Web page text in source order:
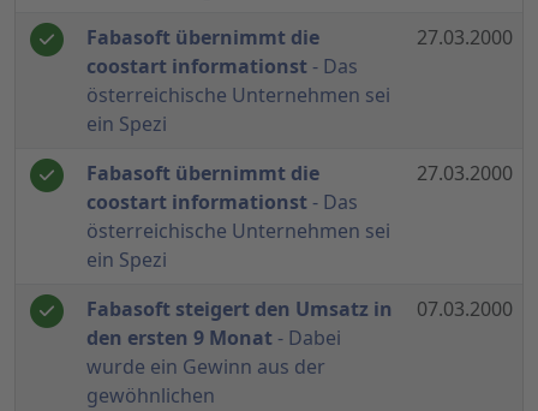
Fabasoft übernimmt die
coostart informationst - Das
österreichische Unternehmen sei
ein Spezi
27.03.2000
Fabasoft übernimmt die
coostart informationst- Das
österreichische Unternehmen sei
ein Spezi
27.03.2000
Fabasoft steigert den Umsatz in
den ersten 9 Monat - Dabei
wurde ein Gewinn aus der
gewöhnlichen
07.03.2000